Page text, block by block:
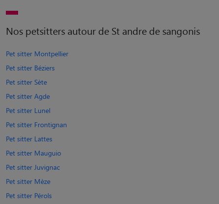
Nos petsitters autour de St andre de sangonis
Pet sitter Montpellier
Pet sitter Béziers
Pet sitter Sète
Pet sitter Agde
Pet sitter Lunel
Pet sitter Frontignan
Pet sitter Lattes
Pet sitter Mauguio
Pet sitter Juvignac
Pet sitter Mèze
Pet sitter Pérols